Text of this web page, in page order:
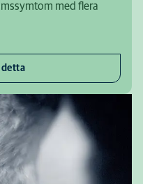
med flera
detta